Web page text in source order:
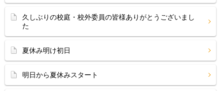
久しぶりの校庭・校外委員の皆様ありがとうございまし
た
夏休み明け初日
明日から夏休みスタート